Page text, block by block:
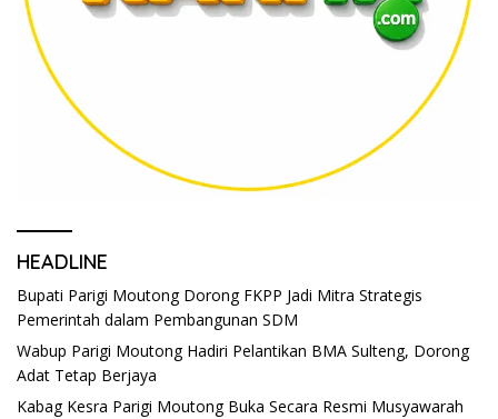
HEADLINE
Bupati Parigi Moutong Dorong FKPP Jadi Mitra Strategis
Pemerintah dalam Pembangunan SDM
Wabup Parigi Moutong Hadiri Pelantikan BMA Sulteng, Dorong
Adat Tetap Berjaya
Kabag Kesra Parigi Moutong Buka Secara Resmi Musyawarah